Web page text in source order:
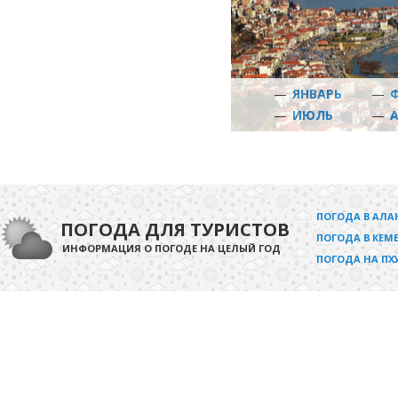
—ЯНВАРЬ —
—ИЮЛЬ —
ПОГОДА ДЛЯ ТУРИСТОВ
ИНФОРМАЦИЯ О ПОГОДЕ НА ЦЕЛЫЙ ГОД
ПОГОДА В
ПОГОДА В
ПОГОДА НА